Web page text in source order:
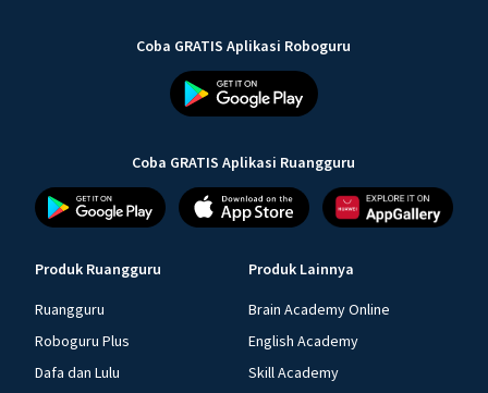
Coba GRATIS Aplikasi Roboguru
Coba GRATIS Aplikasi Ruangguru
Produk Ruangguru
Ruangguru
Roboguru Plus
Dafa dan Lulu
Produk Lainnya
Brain Academy Online
English Academy
Skill Academy